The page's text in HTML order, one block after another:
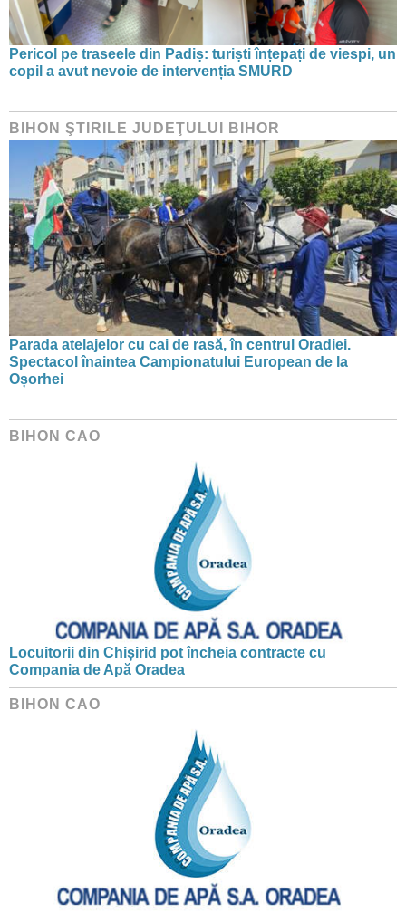
Pericol pe traseele din Padiș: turiști înțepați de viespi, un
copil a avut nevoie de intervenția SMURD
BIHON ŞTIRILE JUDEŢULUI BIHOR
Parada atelajelor cu cai de rasă, în centrul Oradiei.
Spectacol înaintea Campionatului European de la
Oșorhei
BIHON CAO
Locuitorii din Chișirid pot încheia contracte cu
Compania de Apă Oradea
BIHON CAO